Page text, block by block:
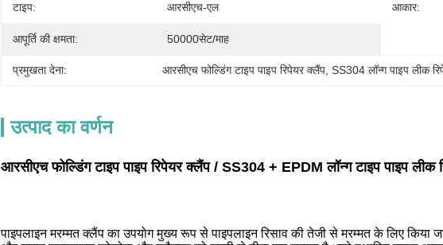
टाइप: आरसीएच-एल आकार:
आपूर्ति की क्षमता: 50000सेट/माह
प्रमुखता देना: आरसीएच फोल्डिंग टाइप पाइप रिपेयर क्लैंप , SS304 लॉन्ग पाइप लीक
उत्पाद का वर्णन
आरसीएच फोल्डिंग टाइप पाइप रिपेयर क्लैंप / SS304 + EPDM लॉन्ग टाइप पाइप लीक
पाइपलाइन मरम्मत क्लैंप का उपयोग मुख्य रूप से पाइपलाइन रिसाव की तेजी से मरम्मत के लिए